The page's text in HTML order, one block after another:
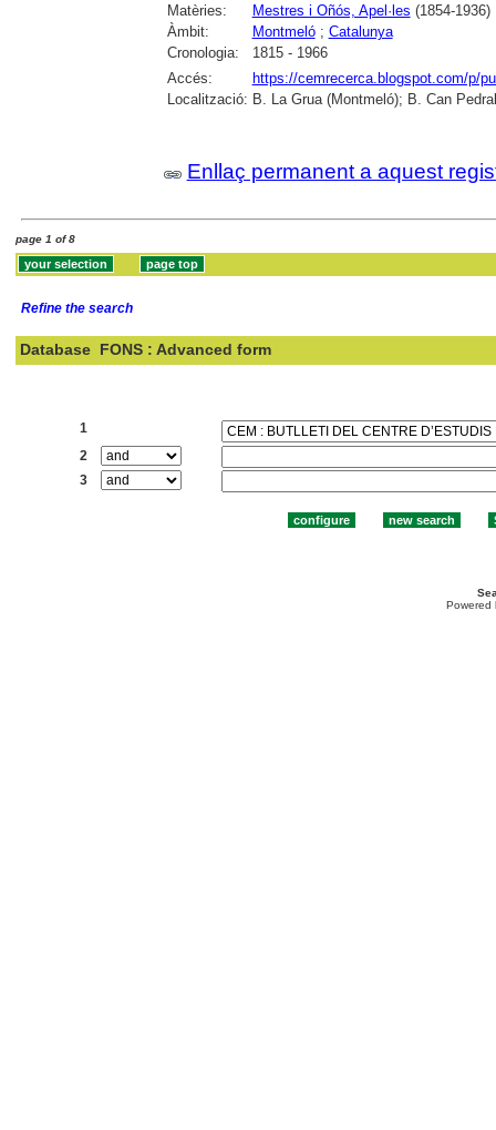
Matèries:
Mestres i Oñós, Apel·les (1854-
Àmbit:
Montmeló; Catalunya
Cronologia:
1815 - 1966
Accés:
https://cemrecerca.blogspot.com/p/
Localització: B. La Grua (Montmeló); B. Can
Enllaç permanent a aquest
page 1 of 8
Refine the search
Database FONS : Advanced form
1
2
3